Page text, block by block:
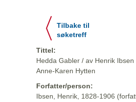
Tilbake til
søketreff
Tittel:
Hedda Gabler / av Henrik
Anne-Karen Hytten
Forfatter/person:
Ibsen, Henrik, 1828-1906